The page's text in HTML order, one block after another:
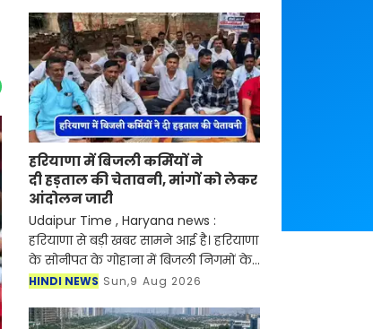
हरियाणा में बिजली कर्मियों ने
दी हड़ताल की चेतावनी, मांगों को लेकर
आंदोलन जारी
Udaipur Time , Haryana news :
हरियाणा से बड़ी खबर सामने आई है। हरियाणा
के सोनीपत के गोहाना में बिजली निगमों के
निजीकरण के विरोध में कर्मचारियों का
बता दें की बिजली
HINDI NEWS Sun,9 Aug 2026